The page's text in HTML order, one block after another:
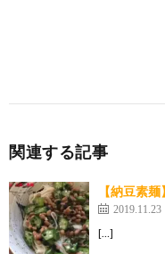
関連する記事
【納豆素
2019.11.23
[…]